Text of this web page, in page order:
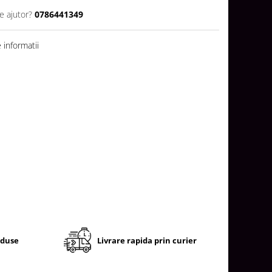
ajutor? 0786441349
informatii
Livrare rapida prin curier